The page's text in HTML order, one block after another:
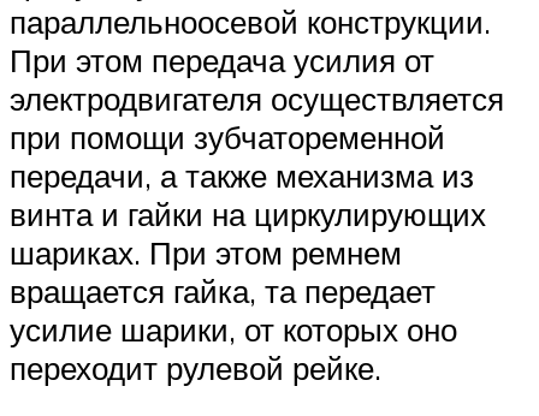
параллельноосевой конструкции.
При этом передача усилия от
электродвигателя осуществляется
при помощи зубчатоременной
передачи, а также механизма из
винта и гайки на циркулирующих
шариках. При этом ремнем
вращается гайка, та передает
усилие шарики, от которых оно
переходит рулевой рейке.